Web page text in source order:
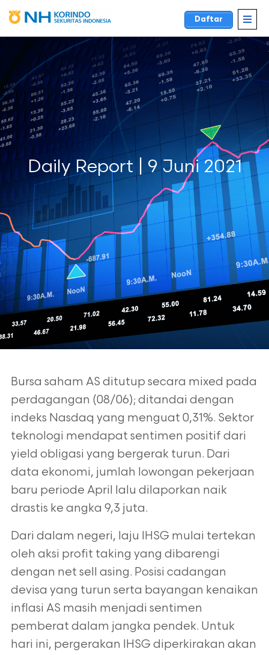
Daftar
Daily Report | 9 Juni 2021
Bursa saham AS ditutup secara mixed pada
perdagangan (08/06); ditandai dengan
indeks Nasdaq yang menguat 0,31%. Sektor
teknologi mendapat sentimen positif dari
yield obligasi yang bergerak turun. Dari
data ekonomi, jumlah lowongan pekerjaan
baru periode April lalu dilaporkan naik
drastis ke angka 9,3 juta.
Dari dalam negeri, laju IHSG mulai tertekan
oleh aksi profit taking yang dibarengi
dengan net sell asing. Posisi cadangan
devisa yang turun serta bayangan kenaikan
inflasi AS masih menjadi sentimen
pemberat dalam jangka pendek. Untuk
hari ini, pergerakan IHSG diperkirakan akan